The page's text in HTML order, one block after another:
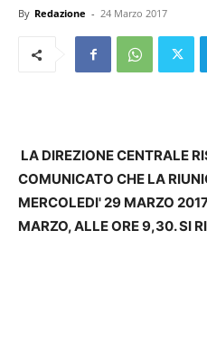
By Redazione - 24 Marzo 2017
LA DIREZIONE CENTRALE
COMUNICATO CHE LA
MERCOLEDI' 29 MARZO
MARZO, ALLE ORE 9,30. SI